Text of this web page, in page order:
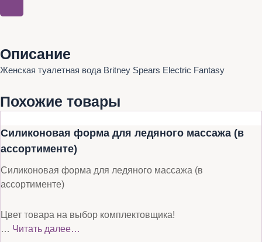
Описание
Женская туалетная вода Britney Spears Electric Fantasy
Похожие товары
Силиконовая форма для ледяного массажа (в
ассортименте)
Силиконовая форма для ледяного массажа (в
ассортименте)
Цвет товара на выбор комплектовщика!
… Читать далее…